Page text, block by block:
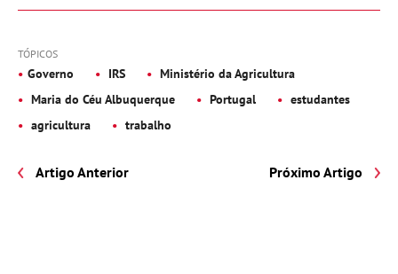
TÓPICOS
Governo IRS
Ministério da Agricultura
Maria do Céu Albuquerque
Portugal
estudantes
agricultura
trabalho
Artigo Anterior Próximo Artigo